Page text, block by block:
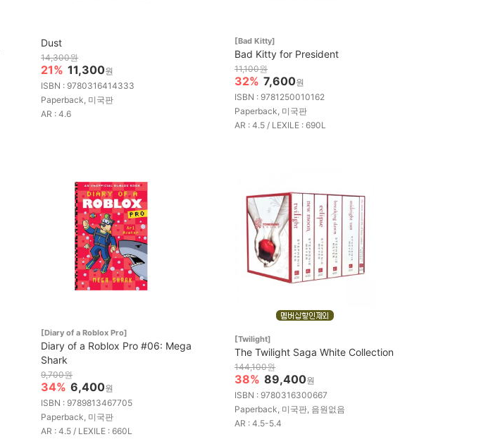
Dust
14,300원
21% 11,300원
ISBN : 9780316414333
Paperback, 미국판
AR : 4.6
[Bad Kitty]
Bad Kitty for President
11,100원
32% 7,600원
ISBN : 9781250010162
Paperback, 미국판
AR : 4.5 / LEXILE : 690L
[Diary of a Roblox Pro]
Diary of a Roblox Pro #06: Mega
Shark
9,700원
34% 6,400원
ISBN : 9789813467705
Paperback, 미국판
AR : 4.5 / LEXILE : 660L
[Twilight]
The Twilight Saga White Collection
144,100원
38% 89,400원
ISBN : 9780316300667
Paperback, 미국판, 음원없음
AR : 4.5-5.4